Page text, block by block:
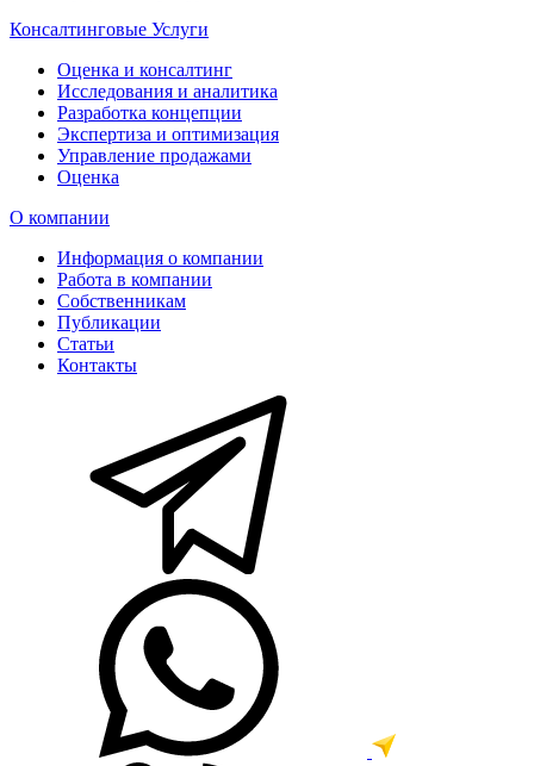
Консалтинговые Услуги
Оценка и консалтинг
Исследования и аналитика
Разработка концепции
Экспертиза и оптимизация
Управление продажами
Оценка
О компании
Информация о компании
Работа в компании
Собственникам
Публикации
Статьи
Контакты